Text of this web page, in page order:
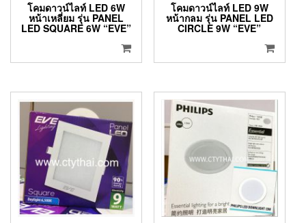
โคมดาวน์ไลท์ LED 6W
หน้าเหลี่ยม รุ่น PANEL
LED SQUARE 6W “EVE”
โคมดาวน์ไลท์ LED 9W
หน้ากลม รุ่น PANEL LED
CIRCLE 9W “EVE”